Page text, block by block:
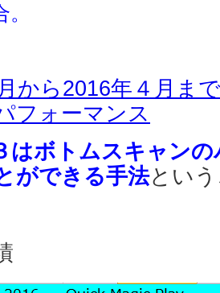
合。
から2016年４月ま
フォーマンス
はボトムスキャン
ができる手法とい